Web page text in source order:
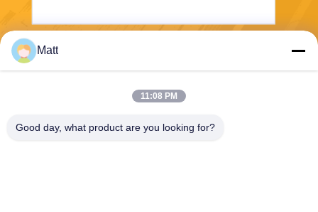
Matt
11:08 PM
Good day, what product are you looking for?